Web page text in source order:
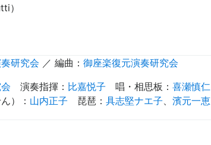
）
研究会 ／ 編曲： 御座楽復元演奏研究会
演奏指揮 ： 比嘉悦子 唱・相思板 ： 喜瀬慎仁
） ： 山内正子 琵琶 ： 具志堅ナエ子 濱元一恵